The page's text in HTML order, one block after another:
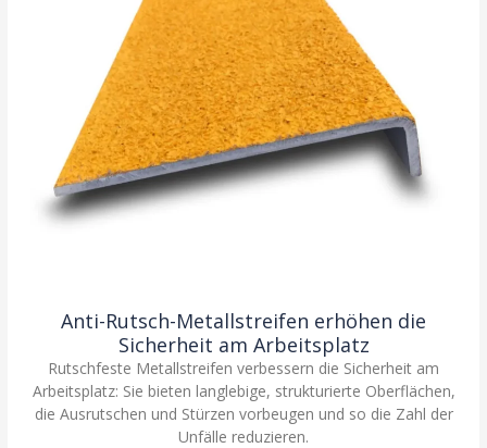
Anti-Rutsch-Metallstreifen erhöhen die
Sicherheit am Arbeitsplatz
Rutschfeste Metallstreifen verbessern die Sicherheit am
Arbeitsplatz: Sie bieten langlebige, strukturierte Oberflächen,
die Ausrutschen und Stürzen vorbeugen und so die Zahl der
Unfälle reduzieren.